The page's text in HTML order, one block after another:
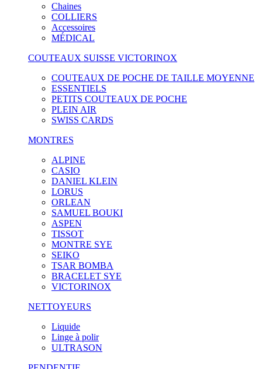
Chaines
COLLIERS
Accessoires
MÉDICAL
COUTEAUX SUISSE VICTORINOX
COUTEAUX DE POCHE DE TAILLE MOYENNE
ESSENTIELS
PETITS COUTEAUX DE POCHE
PLEIN AIR
SWISS CARDS
MONTRES
ALPINE
CASIO
DANIEL KLEIN
LORUS
ORLEAN
SAMUEL BOUKI
ASPEN
TISSOT
MONTRE SYE
SEIKO
TSAR BOMBA
BRACELET SYE
VICTORINOX
NETTOYEURS
Liquide
Linge à polir
ULTRASON